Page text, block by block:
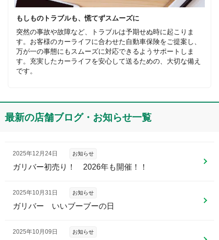
もしものトラブルも、慌てずスムーズに
突然の事故や故障など、トラブルは予期せぬ時に起こりま
す。お客様のカーライフに合わせた自動車保険をご提案し、
万が一の事態にもスムーズに対応できるようサポートしま
す。充実したカーライフを安心して送るための、大切な備え
です。
最新の店舗ブログ・お知らせ一覧
2025年12月24日 お知らせ
ガリバー初売り！ 2026年も開催！！
2025年10月31日 お知らせ
ガリバー いいブーブーの日
2025年10月09日 お知らせ